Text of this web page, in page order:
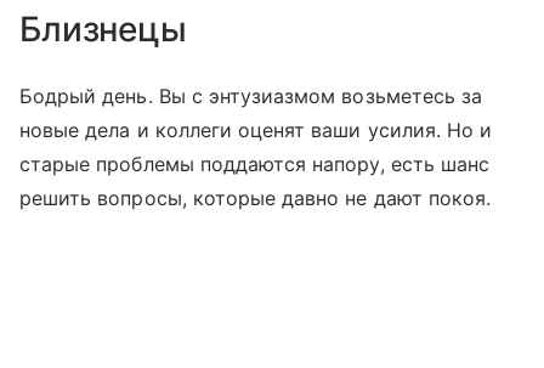
Близнецы
Бодрый день. Вы с энтузиазмом возьметесь за
новые дела и коллеги оценят ваши усилия. Но и
старые проблемы поддаются напору, есть шанс
решить вопросы, которые давно не дают покоя.